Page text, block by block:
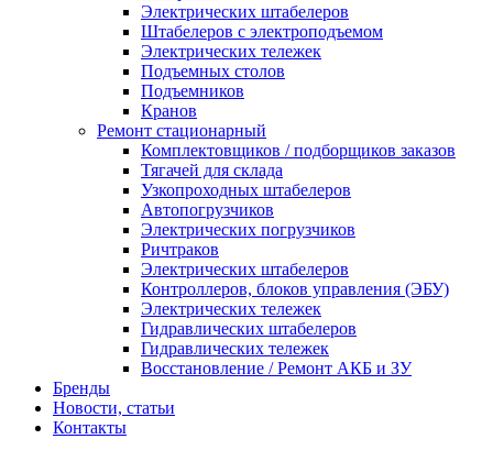
Электрических штабелеров
Штабелеров с электроподъемом
Электрических тележек
Подъемных столов
Подъемников
Кранов
Ремонт стационарный
Комплектовщиков / подборщиков заказов
Тягачей для склада
Узкопроходных штабелеров
Автопогрузчиков
Электрических погрузчиков
Ричтраков
Электрических штабелеров
Контроллеров, блоков управления (ЭБУ)
Электрических тележек
Гидравлических штабелеров
Гидравлических тележек
Восстановление / Ремонт АКБ и ЗУ
Бренды
Новости, статьи
Контакты